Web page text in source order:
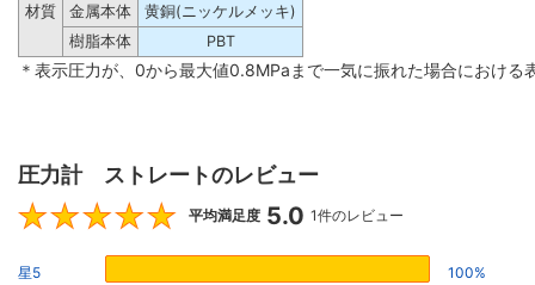
材質
金属本体
黄銅(ニッケルメッキ)
樹脂本体
PBT
＊表示圧力が、0から最大値0.8MPaまで一気に振れた場合における
圧力計 ストレートのレビュー
5
平均満足度 5.0 1件のレビュー
星5 100%